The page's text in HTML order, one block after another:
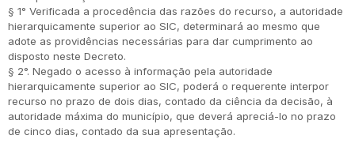
§ 1° Verificada a procedência das razões do recurso, a autoridade
hierarquicamente superior ao SIC, determinará ao mesmo que
adote as providências necessárias para dar cumprimento ao
disposto neste Decreto.
§ 2°. Negado o acesso à informação pela autoridade
hierarquicamente superior ao SIC, poderá o requerente interpor
recurso no prazo de dois dias, contado da ciência da decisão, à
autoridade máxima do município, que deverá apreciá-lo no prazo
de cinco dias, contado da sua apresentação.